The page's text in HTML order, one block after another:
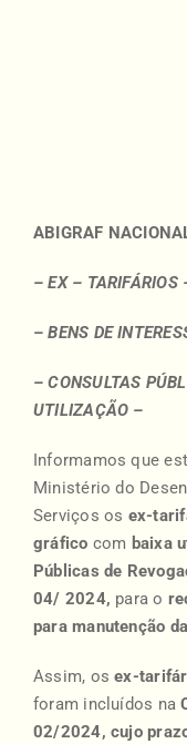
ABIGRAF
– EX – TARIFÁRIOS
– BENS DE
– CONSULTAS
UTILIZAÇÃO –
Informamos que
Ministério do
Serviços os ex-
gráfico com baixa
Públicas de
04/ 2024, para o
para manutenção
Assim, osex-
foram incluídos na
02/2024, cujo